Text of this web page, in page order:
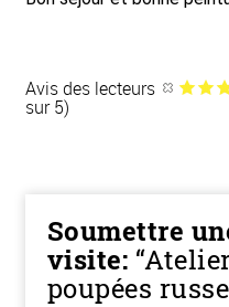
Avis des lecteurs
sur 5)
Soumettre
visite:
poupées